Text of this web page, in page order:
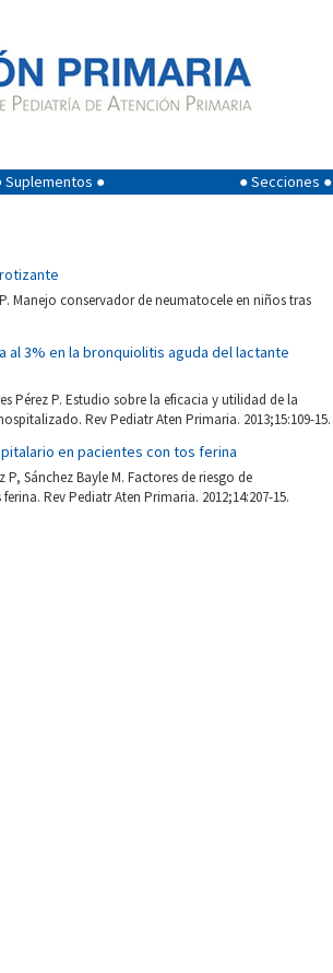
Suplementos ● ● Secciones ●
Manejo conservador de neumatocele en niños tras
3% en la bronquiolitis aguda del lactante
Pérez P. Estudio sobre la eficacia y utilidad de la
Rev Pediatr Aten Primaria. 2013;15:109-15.
en pacientes con tos ferina
Sánchez Bayle M. Factores de riesgo de
Rev Pediatr Aten Primaria. 2012;14:207-15.